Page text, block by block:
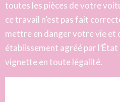
toutes les pièces de votre
ce travail n’est pas fait
mettre en danger votre vie et
établissement agréé par
vignette en toute légalité.